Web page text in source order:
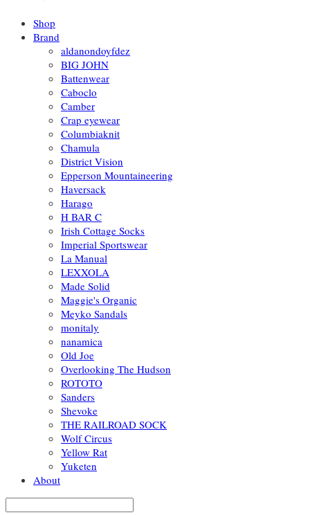
Shop
Brand
aldanondoyfdez
BIG JOHN
Battenwear
Caboclo
Camber
Crap eyewear
Columbiaknit
Chamula
District Vision
Epperson Mountaineering
Haversack
Harago
H BAR C
Irish Cottage Socks
Imperial Sportswear
La Manual
LEXXOLA
Made Solid
Maggie's Organic
Meyko Sandals
monitaly
nanamica
Old Joe
Overlooking The Hudson
ROTOTO
Sanders
Shevoke
THE RAILROAD SOCK
Wolf Circus
Yellow Rat
Yuketen
About